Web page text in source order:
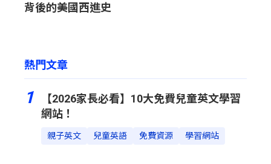
背後的美國西進史
熱門文章
1
【2026家長必看】10大免費兒童英文學習
網站！
親子英文 兒童英語 免費資源 學習網站